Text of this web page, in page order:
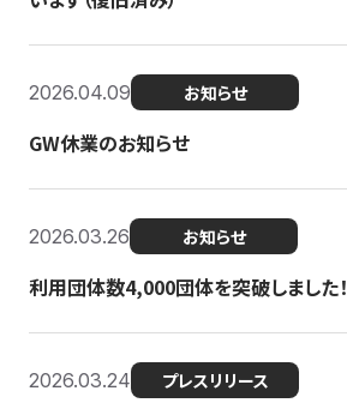
2026.04.09 お知らせ
GW休業のお知らせ
2026.03.26 お知らせ
利用団体数4,000団体を突破しました！
2026.03.24 プレスリリース